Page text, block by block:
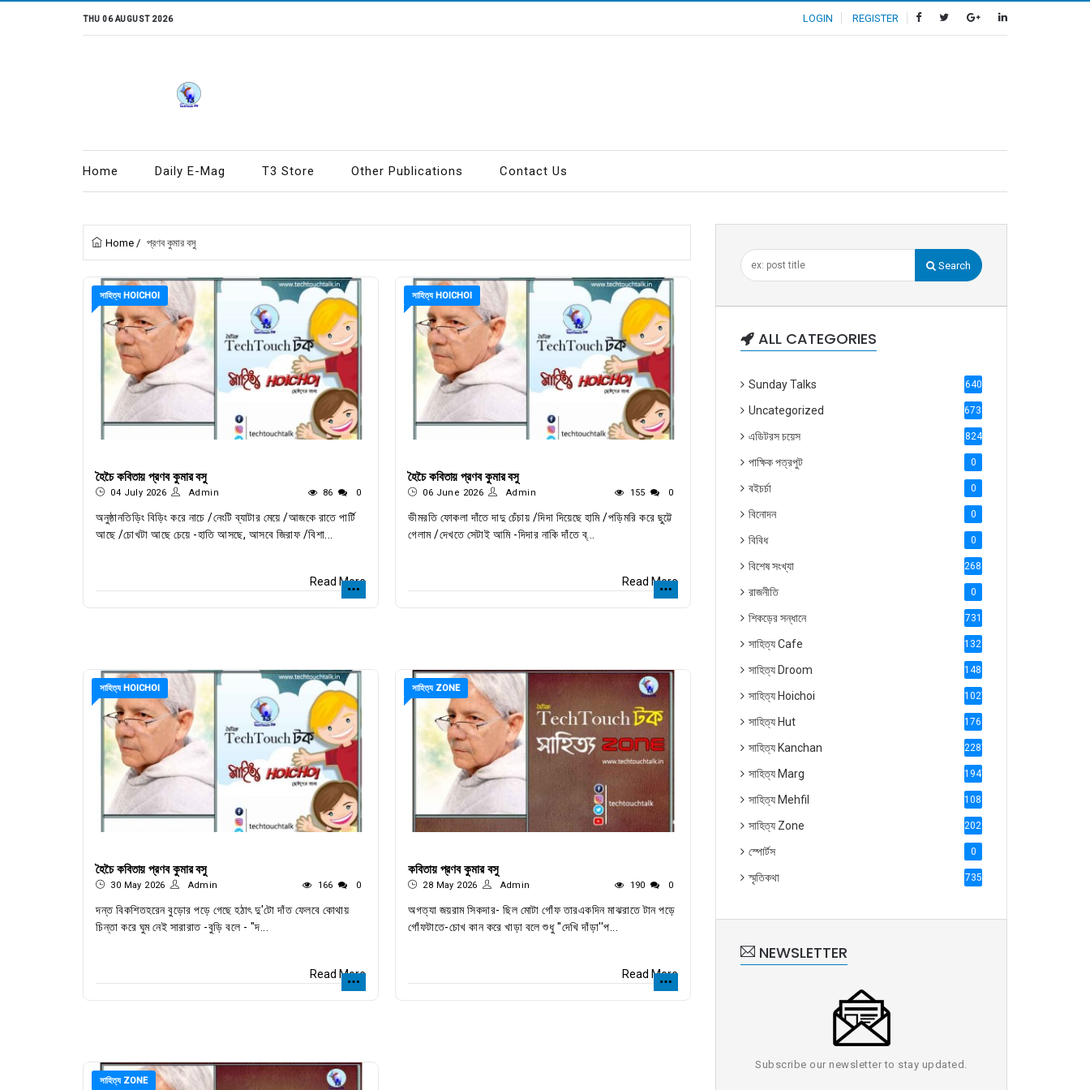
THU 06 AUGUST 2026 LOGIN REGISTER
Home Daily E-Mag T3 Store Other Publications Contact Us
Home / প্রণব কুমার বসু
সাহিত্য HOICHOI
হৈচৈ কবিতায় প্রণব কুমার বসু
04 July 2026 Admin 86 0
অনুষ্ঠানতিড়িং বিড়িং করে নাচে /নেংটি ব্যাটার মেয়ে /আজকে রাতে পার্টি
আছে /চোখটা আছে চেয়ে -হাতি আসছে, আসবে জিরাফ /বিশা...
Read More
সাহিত্য HOICHOI
হৈচৈ কবিতায় প্রণব কুমার বসু
06 June 2026 Admin 155 0
ভীমরতি ফোকলা দাঁতে দাদু চেঁচায় /দিদা দিয়েছে হামি /পড়িমরি করে ছুট্টে
গেলাম /দেখতে সেটাই আমি -দিদার নাকি দাঁতে ব্...
Read More
সাহিত্য HOICHOI
হৈচৈ কবিতায় প্রণব কুমার বসু
30 May 2026 Admin 166 0
দন্ত বিকশিতহরেন বুড়োর পড়ে গেছে হঠাৎ দু'টো দাঁত ফেলবে কোথায়
চিন্তা করে ঘুম নেই সারারাত -বুড়ি বলে - "দ...
Read More
সাহিত্য ZONE
কবিতায় প্রণব কুমার বসু
28 May 2026 Admin 190 0
অগত্যা জয়রাম সিকদার- ছিল মোটা গোঁফ তারএকদিন মাঝরাতে টান পড়ে
গোঁফটাতে-চোখ কান করে খাড়া বলে শুধু ''দেখি দাঁড়া''প...
Read More
সাহিত্য ZONE
Search
ALL CATEGORIES
Sunday Talks 640
Uncategorized 6738
এডিটরস চয়েস 824
পাক্ষিক পত্রপুট 0
বইচর্চা 0
বিনোদন 0
বিবিধ 0
বিশেষ সংখ্যা 2686
রাজনীতি 0
শিকড়ের সন্ধানে 731
সাহিত্য Cafe 1321
সাহিত্য Droom 1488
সাহিত্য Hoichoi 1027
সাহিত্য Hut 1769
সাহিত্য Kanchan 2287
সাহিত্য Marg 1947
সাহিত্য Mehfil 1088
সাহিত্য Zone 2028
স্পোর্টস 0
স্মৃতিকথা 735
NEWSLETTER
Subscribe our newsletter to stay updated.